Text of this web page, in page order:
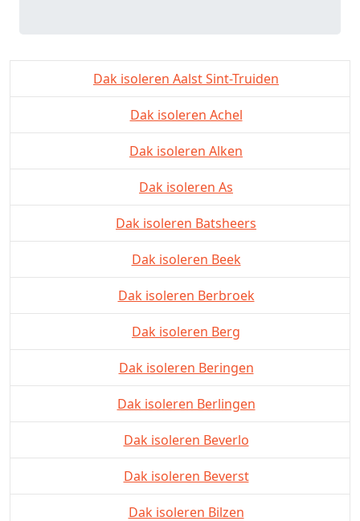
Dak isoleren Aalst Sint-Truiden
Dak isoleren Achel
Dak isoleren Alken
Dak isoleren As
Dak isoleren Batsheers
Dak isoleren Beek
Dak isoleren Berbroek
Dak isoleren Berg
Dak isoleren Beringen
Dak isoleren Berlingen
Dak isoleren Beverlo
Dak isoleren Beverst
Dak isoleren Bilzen